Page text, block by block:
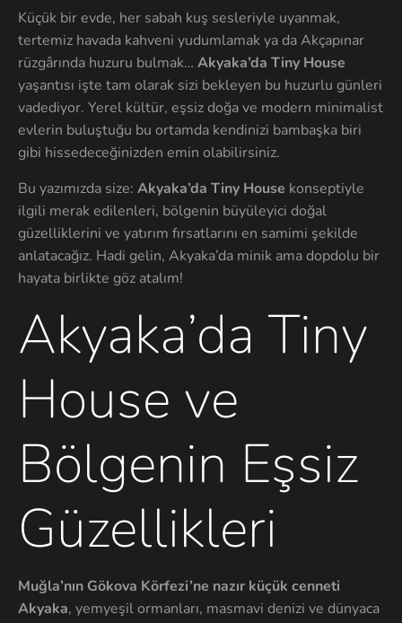
Küçük bir evde, her sabah kuş sesleriyle uyanmak,
tertemiz havada kahveni yudumlamak ya da Akçapınar
rüzgârında huzuru bulmak… Akyaka’da Tiny House
yaşantısı işte tam olarak sizi bekleyen bu huzurlu günleri
vadediyor. Yerel kültür, eşsiz doğa ve modern minimalist
evlerin buluştuğu bu ortamda kendinizi bambaşka biri
gibi hissedeceğinizden emin olabilirsiniz.
Bu yazımızda size: Akyaka’da Tiny House konseptiyle
ilgili merak edilenleri, bölgenin büyüleyici doğal
güzelliklerini ve yatırım fırsatlarını en samimi şekilde
anlatacağız. Hadi gelin, Akyaka’da minik ama dopdolu bir
hayata birlikte göz atalım!
Akyaka’da Tiny
House ve
Bölgenin Eşsiz
Güzellikleri
Muğla’nın Gökova Körfezi’ne nazır küçük cenneti
Akyaka, yemyeşil ormanları, masmavi denizi ve dünyaca